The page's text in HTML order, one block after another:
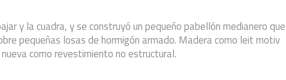
y la cuadra, y se construyó un pequeño pabellón medianero que
pequeñas losas de hormigón armado. Madera como leit motiv
como revestimiento no estructural.